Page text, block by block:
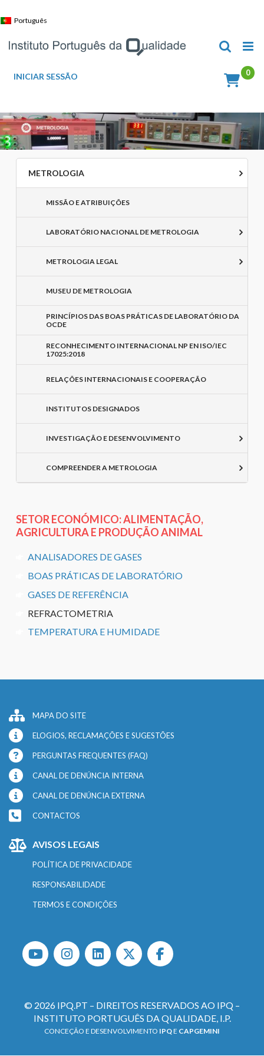
to
Português
INICIAR SESSÃO
METROLOGIA
MISSÃO E ATRIBUIÇÕES
LABORATÓRIO NACIONAL DE METROLOGIA
METROLOGIA LEGAL
MUSEU DE METROLOGIA
PRINCÍPIOS DAS BOAS PRÁTICAS DE LABORATÓRIO DA
OCDE
RECONHECIMENTO INTERNACIONAL NP EN ISO/IEC
17025:2018
RELAÇÕES INTERNACIONAIS E COOPERAÇÃO
INSTITUTOS DESIGNADOS
INVESTIGAÇÃO E DESENVOLVIMENTO
COMPREENDER A METROLOGIA
SETOR ECONÓMICO: ALIMENTAÇÃO,
AGRICULTURA E PRODUÇÃO ANIMAL
ANALISADORES DE GASES
BOAS PRÁTICAS DE LABORATÓRIO
GASES DE REFERÊNCIA
REFRACTOMETRIA
TEMPERATURA E HUMIDADE
MAPA DO SITE
ELOGIOS, RECLAMAÇÕES E SUGESTÕES
PERGUNTAS FREQUENTES (FAQ)
CANAL DE DENÚNCIA INTERNA
CANAL DE DENÚNCIA EXTERNA
CONTACTOS
AVISOS LEGAIS
POLÍTICA DE PRIVACIDADE
RESPONSABILIDADE
TERMOS E CONDIÇÕES
© 2026 IPQ.PT – DIREITOS RESERVADOS AO IPQ –
INSTITUTO PORTUGUÊS DA QUALIDADE, I.P.
CONCEÇÃO E DESENVOLVIMENTO IPQE CAPGEMINI